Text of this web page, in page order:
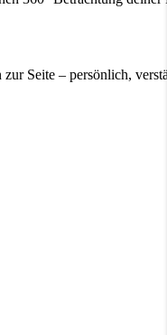
Seite – persönlich,